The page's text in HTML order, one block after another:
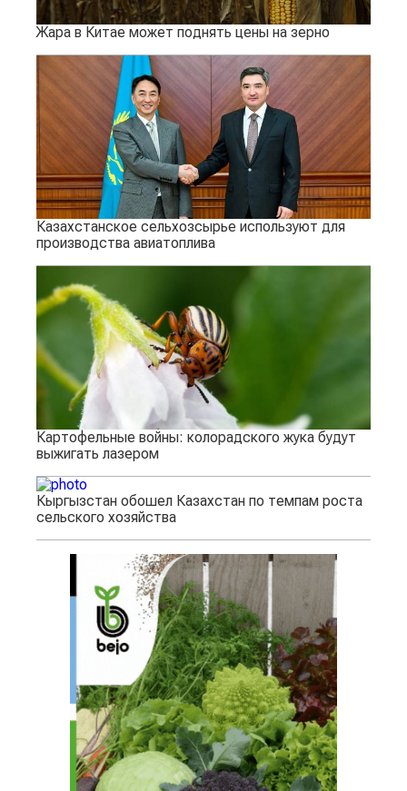
Жара в Китае может поднять цены на зерно
Казахстанское сельхозсырье используют для
производства авиатоплива
Картофельные войны: колорадского жука будут
выжигать лазером
Кыргызстан обошел Казахстан по темпам роста
сельского хозяйства